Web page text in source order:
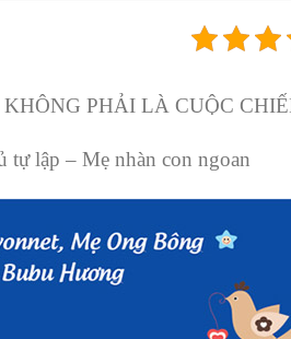
PHẢI LÀ CUỘC
tự lập – Mẹ nhàn con ngoan